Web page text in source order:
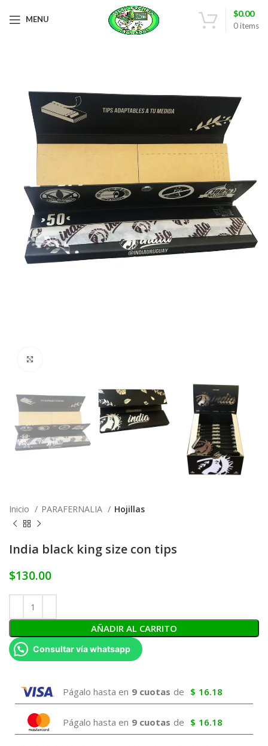
MENU
0items
$0.00
Inicio PARAFERNALIA Hojillas
India black king size con tips
$130.00
AÑADIR AL CARRITO
Consultar vía whatsapp
Págalo hasta en 9 cuotas de $ 16.18
Págalo hasta en 9 cuotas de $ 16.18